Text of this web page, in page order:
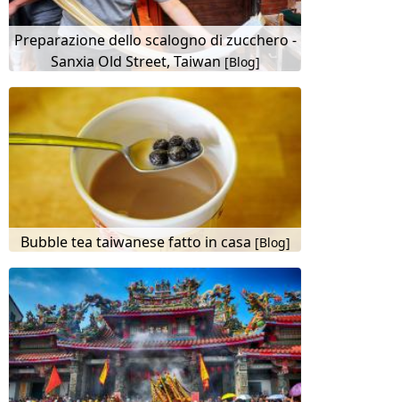
Preparazione dello scalogno di zucchero -
Sanxia Old Street, Taiwan[Blog]
Bubble tea taiwanese fatto in casa [Blog]